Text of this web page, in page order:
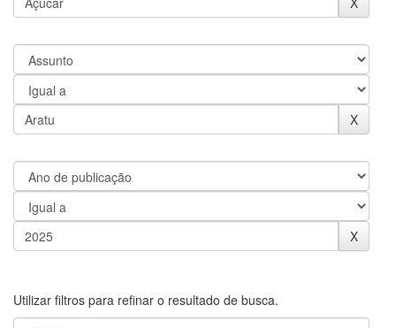
Utilizar filtros para refinar o resultado de busca.